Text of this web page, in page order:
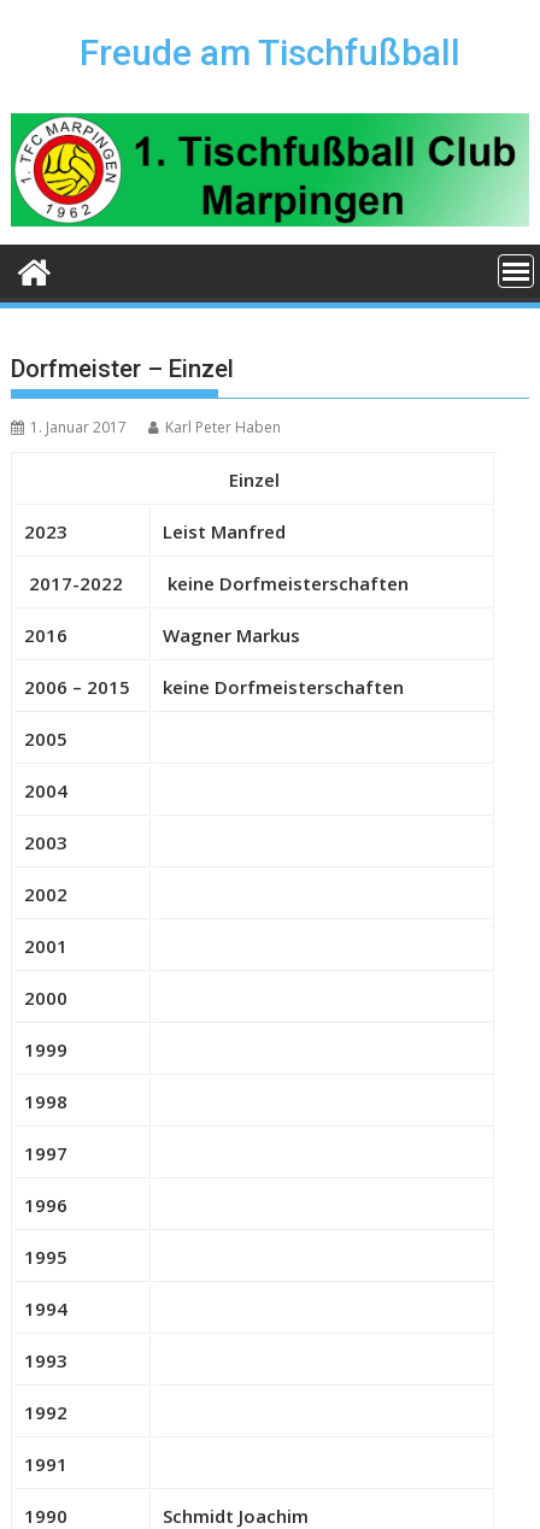
Freude am Tischfußball
Dorfmeister – Einzel
1. Januar 2017 Karl Peter Haben
Einzel
2023 Leist Manfred
2017-2022 keine Dorfmeisterschaften
2016 Wagner Markus
2006 – 2015 keine Dorfmeisterschaften
2005
2004
2003
2002
2001
2000
1999
1998
1997
1996
1995
1994
1993
1992
1991
1990 Schmidt Joachim